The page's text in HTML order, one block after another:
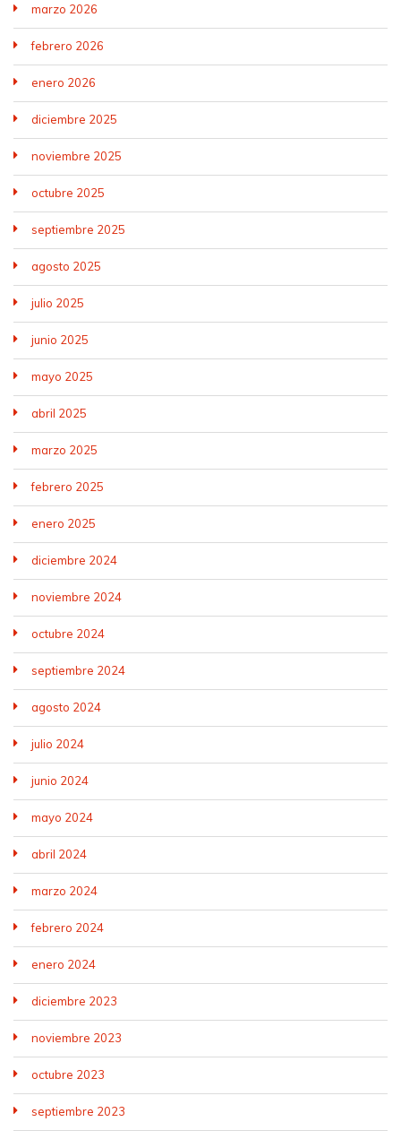
marzo 2026
febrero 2026
enero 2026
diciembre 2025
noviembre 2025
octubre 2025
septiembre 2025
agosto 2025
julio 2025
junio 2025
mayo 2025
abril 2025
marzo 2025
febrero 2025
enero 2025
diciembre 2024
noviembre 2024
octubre 2024
septiembre 2024
agosto 2024
julio 2024
junio 2024
mayo 2024
abril 2024
marzo 2024
febrero 2024
enero 2024
diciembre 2023
noviembre 2023
octubre 2023
septiembre 2023